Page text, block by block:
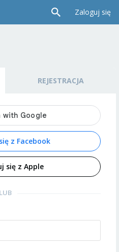
Zaloguj się
REJESTRACJA
z Facebook
się z Apple
LUB